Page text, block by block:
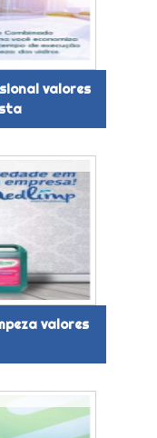
valores
valores